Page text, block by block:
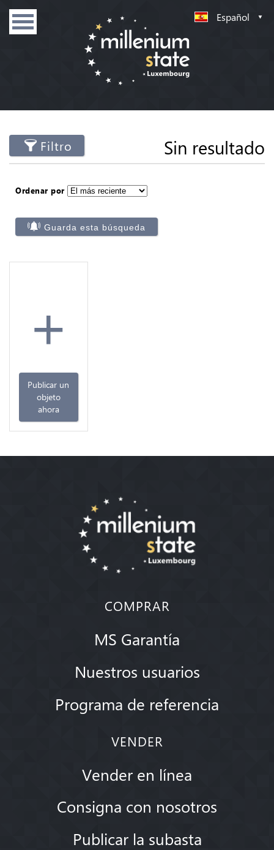
Español
Filtro Sin resultado
Ordenar por
Guarda esta búsqueda
+
Publicar un
objeto
ahora
COMPRAR
MS Garantía
Nuestros usuarios
Programa de referencia
VENDER
Vender en línea
Consigna con nosotros
Publicar la subasta